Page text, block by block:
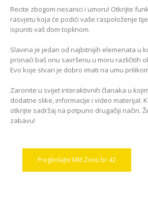
Recite zbogom nesanici i umoru! Otkrijte
rasvjetu koja će podići vaše raspoloženje
ispuniti vaš dom toplinom.
Slavina je jedan od najbitnijih elemenata u
pronaći baš onu savršenu u moru različitih
Evo koje stvari je dobro imati na umu
Zaronite u svijet interaktivnih članaka u
dodatne slike, informacije i video materijal.
otkrijte sadržaj na potpuno drugačiji način.
zabavu!
Pregledajte MM Zonu br.42